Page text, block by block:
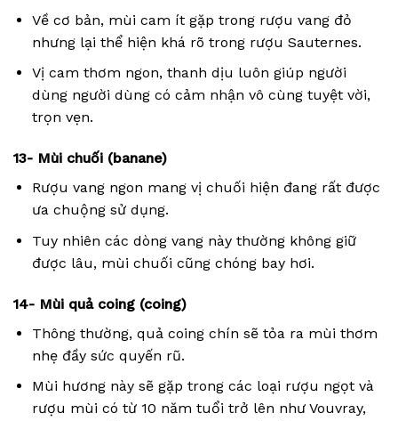
Về cơ bản, mùi cam ít gặp trong rượu vang đỏ
nhưng lại thể hiện khá rõ trong rượu Sauternes.
Vị cam thơm ngon, thanh dịu luôn giúp người
dùng người dùng có cảm nhận vô cùng tuyệt vời,
trọn vẹn.
13- Mùi chuối (banane)
Rượu vang ngon mang vị chuối hiện đang rất được
ưa chuộng sử dụng.
Tuy nhiên các dòng vang này thường không giữ
được lâu, mùi chuối cũng chóng bay hơi.
14- Mùi quả coing (coing)
Thông thường, quả coing chín sẽ tỏa ra mùi thơm
nhẹ đầy sức quyến rũ.
Mùi hương này sẽ gặp trong các loại rượu ngọt và
rượu mùi có từ 10 năm tuổi trở lên như Vouvray,